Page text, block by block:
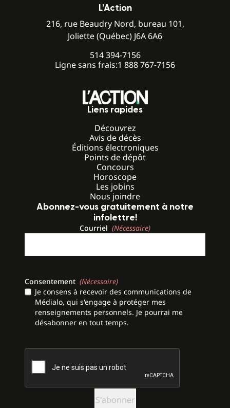
L’Action
216, rue Beaudry Nord, bureau 101,
Joliette (Québec) J6A 6A6
514 394-7156
Ligne sans frais:1 888 767-7156
Liens rapides
Découvrez
Avis de décès
Éditions électroniques
Points de dépôt
Concours
Horoscope
Les jobins
Nous joindre
Abonnez-vous gratuitement à notre
infolettre!
Courriel (Nécessaire)
Consentement (Nécessaire)
Je consens à recevoir des communications de
Médialo, qui s'engage à protéger mes
renseignements personnels. Je pourrai me
désabonner en tout temps.
CAPTCHA